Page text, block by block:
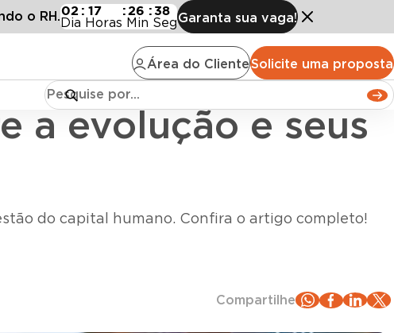
Área do ClienteSolicite uma proposta
o RH.02
Dia
: 17
Horas
:26
Min
:36
SegGaranta sua vaga!
evolução e seus benefícios
a evolução e seus
do capital humano. Confira o artigo completo!
Compartilhe